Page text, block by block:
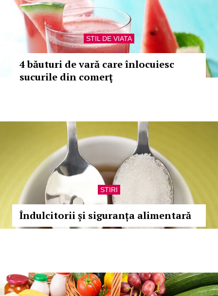
STIL DE VIATA
4 băuturi de vară care înlocuiesc
sucurile din comerţ
STIRI
Îndulcitorii și siguranța alimentară